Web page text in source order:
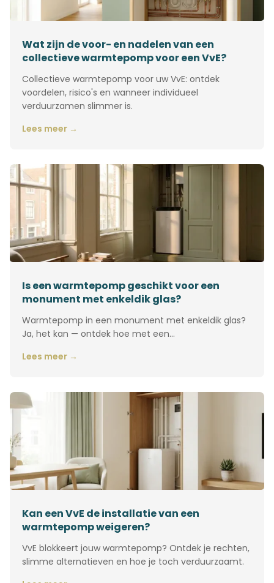
Wat zijn de voor- en nadelen van een
collectieve warmtepomp voor een VvE?
Collectieve warmtepomp voor uw VvE: ontdek
voordelen, risico's en wanneer individueel
verduurzamen slimmer is.
Lees meer →
Is een warmtepomp geschikt voor een
monument met enkeldik glas?
Warmtepomp in een monument met enkeldik glas?
Ja, het kan — ontdek hoe met een…
Lees meer →
Kan een VvE de installatie van een
warmtepomp weigeren?
VvE blokkeert jouw warmtepomp? Ontdek je rechten,
slimme alternatieven en hoe je toch verduurzaamt.